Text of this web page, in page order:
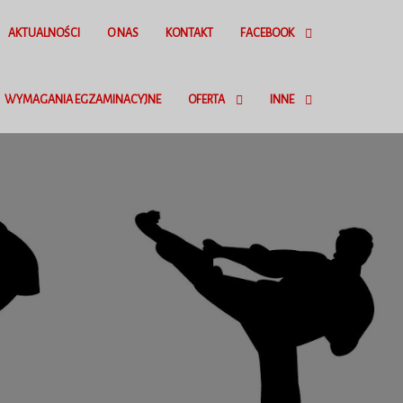
AKTUALNOŚCI O NAS KONTAKT FACEBOOK
WYMAGANIA EGZAMINACYJNE OFERTA INNE